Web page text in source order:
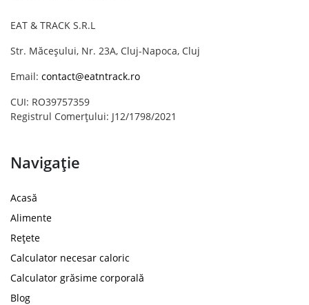
EAT & TRACK S.R.L
Str. Măceșului, Nr. 23A, Cluj-Napoca, Cluj
Email: contact@eatntrack.ro
CUI: RO39757359
Registrul Comerțului: J12/1798/2021
Navigație
Acasă
Alimente
Rețete
Calculator necesar caloric
Calculator grăsime corporală
Blog